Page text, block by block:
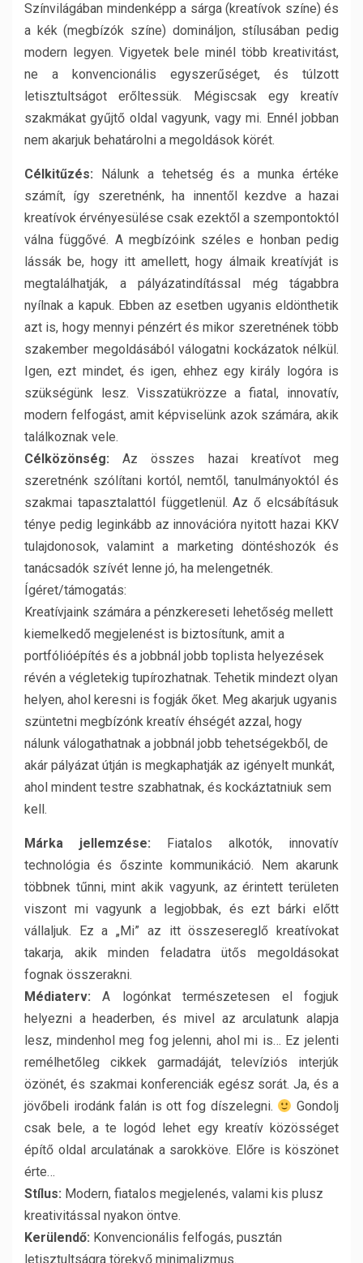
Színvilágában mindenképp a sárga (kreatívok színe) és
a kék (megbízók színe) domináljon, stílusában pedig
modern legyen. Vigyetek bele minél több kreativitást,
ne a konvencionális egyszerűséget, és túlzott
letisztultságot erőltessük. Mégiscsak egy kreatív
szakmákat gyűjtő oldal vagyunk, vagy mi. Ennél jobban
nem akarjuk behatárolni a megoldások körét.
Célkitűzés: Nálunk a tehetség és a munka értéke
számít, így szeretnénk, ha innentől kezdve a hazai
kreatívok érvényesülése csak ezektől a szempontoktól
válna függővé. A megbízóink széles e honban pedig
lássák be, hogy itt amellett, hogy álmaik kreatívját is
megtalálhatják, a pályázatindítással még tágabbra
nyílnak a kapuk. Ebben az esetben ugyanis eldönthetik
azt is, hogy mennyi pénzért és mikor szeretnének több
szakember megoldásából válogatni kockázatok nélkül.
Igen, ezt mindet, és igen, ehhez egy király logóra is
szükségünk lesz. Visszatükrözze a fiatal, innovatív,
modern felfogást, amit képviselünk azok számára, akik
találkoznak vele.
Célközönség:Az összes hazai kreatívot meg
szeretnénk szólítani kortól, nemtől, tanulmányoktól és
szakmai tapasztalattól függetlenül. Az ő elcsábításuk
ténye pedig leginkább az innovációra nyitott hazai KKV
tulajdonosok, valamint a marketing döntéshozók és
tanácsadók szívét lenne jó, ha melengetnék.
Ígéret/támogatás:
Kreatívjaink számára a pénzkereseti lehetőség mellett
kiemelkedő megjelenést is biztosítunk, amit a
portfólióépítés és a jobbnál jobb toplista helyezések
révén a végletekig tupírozhatnak. Tehetik mindezt olyan
helyen, ahol keresni is fogják őket. Meg akarjuk ugyanis
szüntetni megbízónk kreatív éhségét azzal, hogy
nálunk válogathatnak a jobbnál jobb tehetségekből, de
akár pályázat útján is megkaphatják az igényelt munkát,
ahol mindent testre szabhatnak, és kockáztatniuk sem
kell.
Márka jellemzése: Fiatalos alkotók, innovatív
technológia és őszinte kommunikáció. Nem akarunk
többnek tűnni, mint akik vagyunk, az érintett területen
viszont mi vagyunk a legjobbak, és ezt bárki előtt
vállaljuk. Ez a „Mi” az itt összesereglő kreatívokat
takarja, akik minden feladatra ütős megoldásokat
fognak összerakni.
Médiaterv:A logónkat természetesen el fogjuk
helyezni a headerben, és mivel az arculatunk alapja
lesz, mindenhol meg fog jelenni, ahol mi is… Ez jelenti
remélhetőleg cikkek garmadáját, televíziós interjúk
özönét, és szakmai konferenciák egész sorát. Ja, és a
jövőbeli irodánk falán is ott fog díszelegni.
Gondolj
csak bele, a te logód lehet egy kreatív közösséget
építő oldal arculatának a sarokköve. Előre is köszönet
érte…
Stílus: Modern, fiatalos megjelenés, valami kis plusz
kreativitással nyakon öntve.
Kerülendő: Konvencionális felfogás, pusztán
letisztultságra törekvő minimalizmus.